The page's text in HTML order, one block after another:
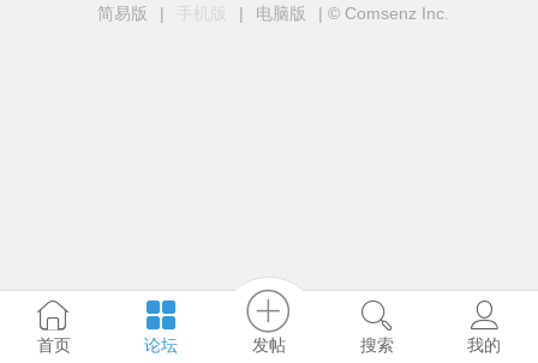
简易版
| 手机版 | 电脑版 | © Comsenz Inc.
首页 论坛 发帖 搜索 我的